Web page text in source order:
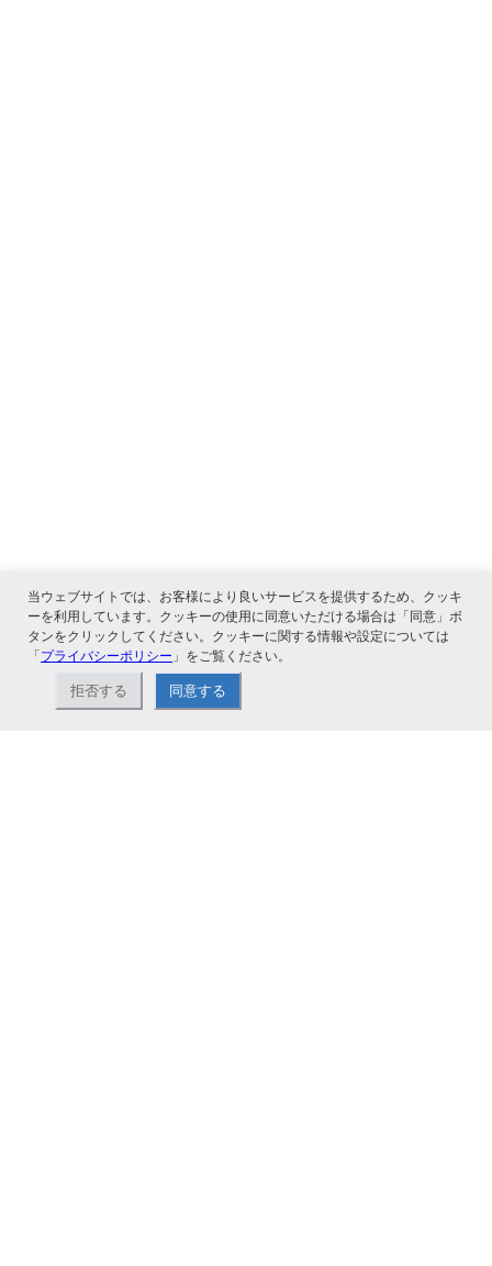
関連サービス
当ウェブサイトでは、お客様により良いサービスを提供するため、クッキ
ーを利用しています。クッキーの使用に同意いただける場合は「同意」ボ
タンをクリックしてください。クッキーに関する情報や設定については
「プライバシーポリシー 」をご覧ください。
拒否する 同意する